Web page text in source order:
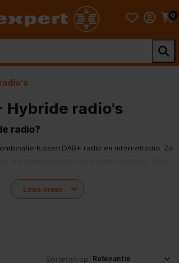
0
Hybride radio's
radio?
tussen DAB+ radio en internetradio. Zo
En anderzijds nog eens duizenden radiozenders
in huis via een internetverbinding.
internetverbinding alle landelijke en
commerciële radiostations die ook via FM te
Lees meer
Sorteren op: